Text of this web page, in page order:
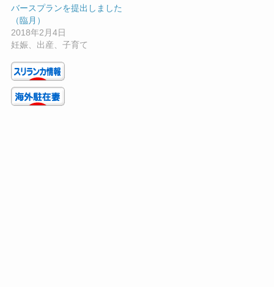
バースプランを提出しました
（臨月）
2018年2月4日
妊娠、出産、子育て